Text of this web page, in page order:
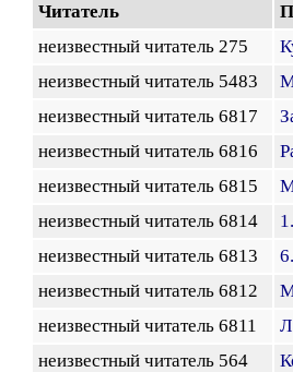
Читатель
неизвестный читатель 275
неизвестный читатель 5483
неизвестный читатель 6817
неизвестный читатель 6816
неизвестный читатель 6815
неизвестный читатель 6814
неизвестный читатель 6813
неизвестный читатель 6812
неизвестный читатель 6811
неизвестный читатель 564